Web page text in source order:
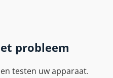
probleem
testen uw apparaat.